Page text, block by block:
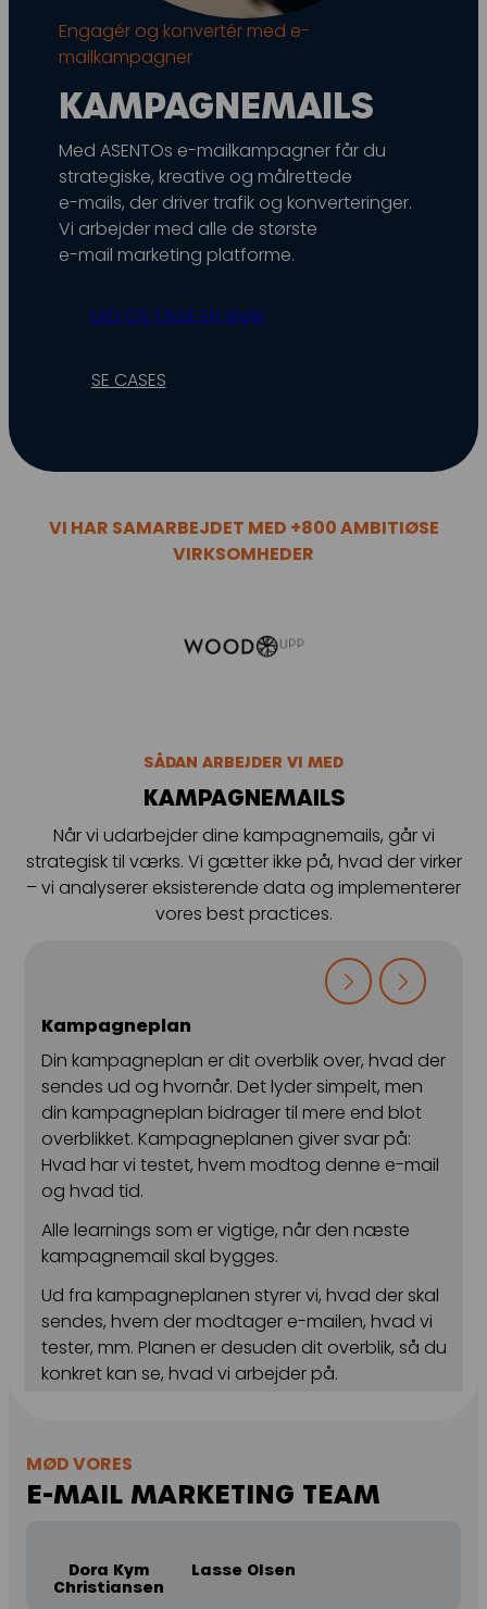
Snapchat annoncering
LinkedIn annoncering
Pinterest annoncering
TikTok annoncering
PAID SEARCH
Google Ads
YouTube annoncering
Google shopping
Leadgenerering
Engagér og konvertér med e-
mailkampagner
KAMPAGNEMAILS
Med ASENTOs e-mailkampagner får du
strategiske, kreative og målrettede
e-mails, der driver trafik og konverteringer.
Vi arbejder med alle de største
e-mail marketing platforme.
LAD OS TAGE EN SNAK
SE CASES
VI HAR SAMARBEJDET MED +800 AMBITIØSE
VIRKSOMHEDER
SÅDAN ARBEJDER VI MED
KAMPAGNEMAILS
Når vi udarbejder dine kampagnemails, går vi
strategisk til værks. Vi gætter ikke på, hvad der virker
– vi analyserer eksisterende data og implementerer
vores best practices.
Kampagneplan
Din kampagneplan er dit overblik over, hvad der
sendes ud og hvornår. Det lyder simpelt, men
din kampagneplan bidrager til mere end blot
overblikket. Kampagneplanen giver svar på:
Hvad har vi testet, hvem modtog denne e-mail
og hvad tid.
Alle learnings som er vigtige, når den næste
kampagnemail skal bygges.
Ud fra kampagneplanen styrer vi, hvad der skal
sendes, hvem der modtager e-mailen, hvad vi
tester, mm. Planen er desuden dit overblik, så du
konkret kan se, hvad vi arbejder på.
MØD VORES
E-MAIL MARKETING TEAM
Dora Kym
Christiansen
Lasse Olsen